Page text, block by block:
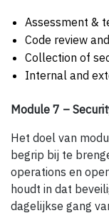
Assessment &
Code review
Collection of
Internal and
Module 7 –
Het doel van
begrip bij te
operations en
houdt in dat
dagelijkse gang